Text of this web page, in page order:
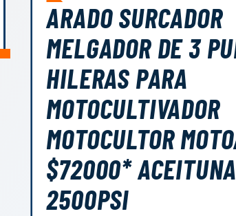
ARADO SURCADOR
MELGADOR DE 3
HILERAS PARA
MOTOCULTIVADOR
MOTOCULTOR
$72000*
2500PSI